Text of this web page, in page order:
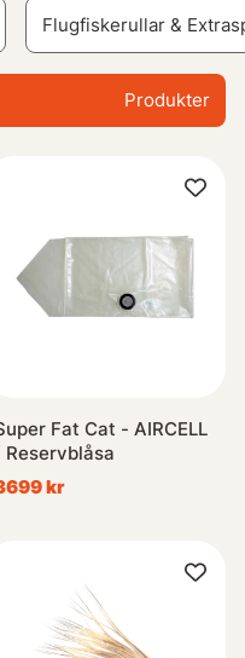
passar dig.
När det
mycket utrustning
så behövs det oftast
vadarjackor,
former mm. Så
vill vi naturligtvis lösa
Flugfiskerullar &
Produkter
Fat Cat - AIRCELL
Reservblåsa
kr